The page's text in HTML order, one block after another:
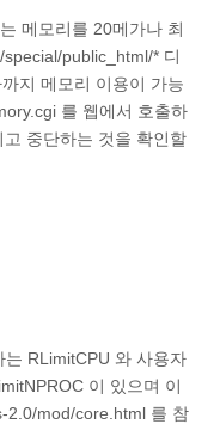
메모리를 20메가나 최
public_html/* 디
지 메모리 이용이 가능
를 웹에서 호출하
중단하는 것을 확인할
RLimitCPU 와 사용자
이 있으며 이
2.0/mod/core.html 를 참